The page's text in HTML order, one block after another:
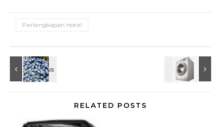
Perlengkapan Hotel
RELATED POSTS